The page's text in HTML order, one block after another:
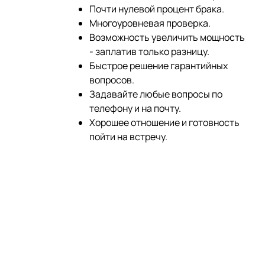
Почти нулевой процент брака.
Многоуровневая проверка.
Возможность увеличить мощность
- заплатив только разницу.
Быстрое решение гарантийных
вопросов.
Задавайте любые вопросы по
телефону и на почту.
Хорошее отношение и готовность
пойти на встречу.